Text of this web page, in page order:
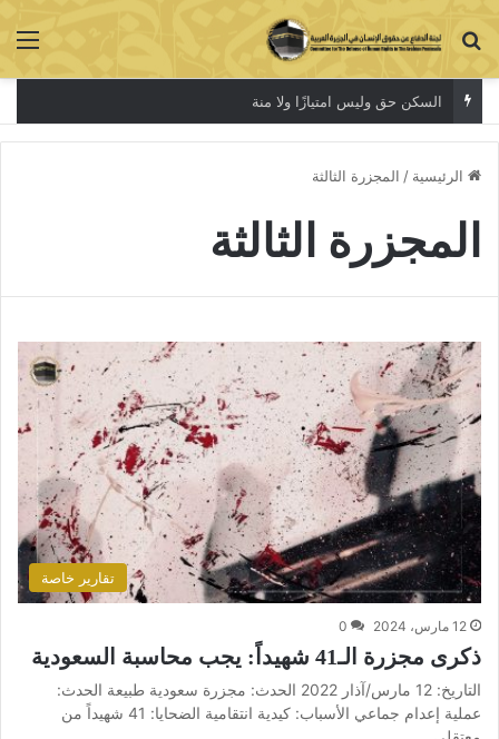
بحث عن
السكن حق وليس امتيازًا ولا منة
الرئيسية / المجزرة الثالثة
المجزرة الثالثة
تقارير خاصة
12 مارس، 2024 0
ذكرى مجزرة الـ41 شهيداً: يجب محاسبة السعودية
التاريخ: 12 مارس/آذار 2022 الحدث: مجزرة سعودية طبيعة الحدث:
عملية إعدام جماعي الأسباب: كيدية انتقامية الضحايا: 41 شهيداً من